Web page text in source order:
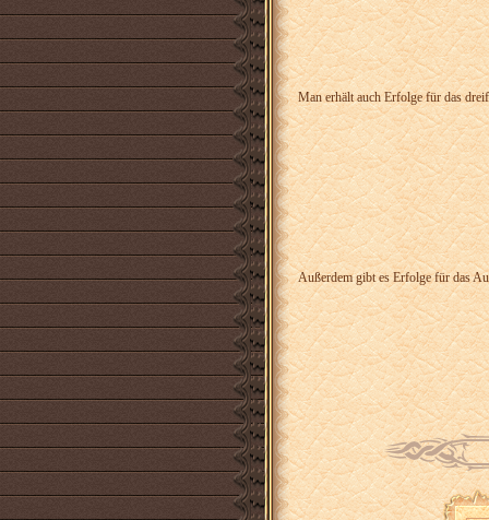
Man erhält auch Erfolge für das
Außerdem gibt es Erfolge für das